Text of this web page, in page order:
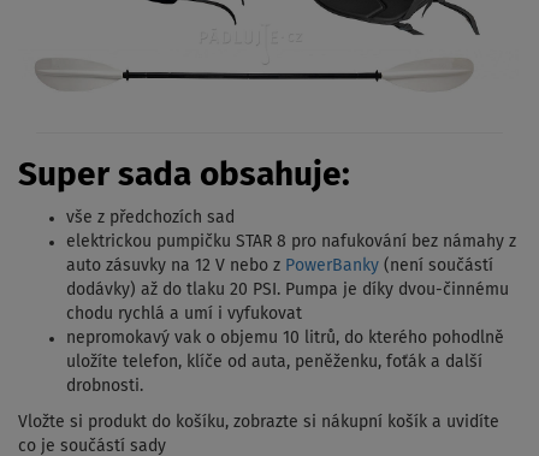
Super sada obsahuje:
vše z předchozích sad
elektrickou pumpičku STAR 8 pro nafukování bez námahy z
auto zásuvky na 12 V nebo z PowerBanky (není součástí
dodávky) až do tlaku 20 PSI. Pumpa je díky dvou-činnému
chodu rychlá a umí i vyfukovat
nepromokavý vak o objemu 10 litrů, do kterého pohodlně
uložíte telefon, klíče od auta, peněženku, foťák a další
drobnosti.
Vložte si produkt do košíku, zobrazte si nákupní košík a uvidíte
co je součástí sady